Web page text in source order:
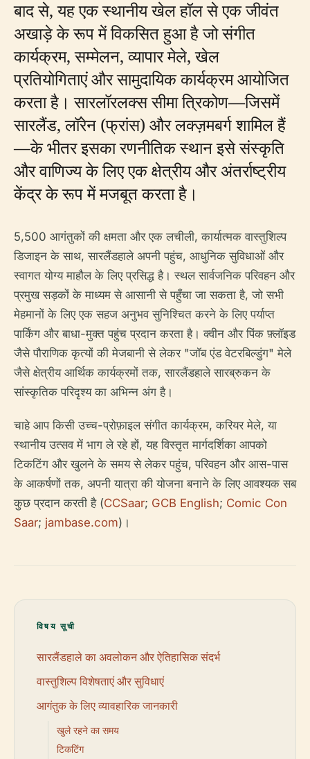
बाद से, यह एक स्थानीय खेल हॉल से एक जीवंत
अखाड़े के रूप में विकसित हुआ है जो संगीत
कार्यक्रम, सम्मेलन, व्यापार मेले, खेल
प्रतियोगिताएं और सामुदायिक कार्यक्रम आयोजित
करता है। सारलॉरलक्स सीमा त्रिकोण—जिसमें
सारलैंड, लॉरेन (फ्रांस) और लक्ज़मबर्ग शामिल हैं
—के भीतर इसका रणनीतिक स्थान इसे संस्कृति
और वाणिज्य के लिए एक क्षेत्रीय और अंतर्राष्ट्रीय
केंद्र के रूप में मजबूत करता है।
5,500 आगंतुकों की क्षमता और एक लचीली, कार्यात्मक वास्तुशिल्प
डिजाइन के साथ, सारलैंडहाले अपनी पहुंच, आधुनिक सुविधाओं और
स्वागत योग्य माहौल के लिए प्रसिद्ध है। स्थल सार्वजनिक परिवहन और
प्रमुख सड़कों के माध्यम से आसानी से पहुँचा जा सकता है, जो सभी
मेहमानों के लिए एक सहज अनुभव सुनिश्चित करने के लिए पर्याप्त
पार्किंग और बाधा-मुक्त पहुंच प्रदान करता है। क्वीन और पिंक फ़्लॉइड
जैसे पौराणिक कृत्यों की मेजबानी से लेकर "जॉब एंड वेटरबिल्डुंग" मेले
जैसे क्षेत्रीय आर्थिक कार्यक्रमों तक, सारलैंडहाले सारब्रुकन के
सांस्कृतिक परिदृश्य का अभिन्न अंग है।
चाहे आप किसी उच्च-प्रोफ़ाइल संगीत कार्यक्रम, करियर मेले, या
स्थानीय उत्सव में भाग ले रहे हों, यह विस्तृत मार्गदर्शिका आपको
टिकटिंग और खुलने के समय से लेकर पहुंच, परिवहन और आस-पास
के आकर्षणों तक, अपनी यात्रा की योजना बनाने के लिए आवश्यक सब
कुछ प्रदान करती है (CCSaar; GCB English; Comic Con
Saar; jambase.com)।
विषय सूची
सारलैंडहाले का अवलोकन और ऐतिहासिक संदर्भ
वास्तुशिल्प विशेषताएं और सुविधाएं
आगंतुक के लिए व्यावहारिक जानकारी
खुले रहने का समय
टिकटिंग